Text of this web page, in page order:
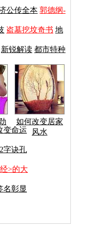
公传全本 郭德纲-
盗墓挖坟奇书 地
新锐解读 都市特种
如何改变居家
风水
变命运
字诀孔
>的大
名彰显